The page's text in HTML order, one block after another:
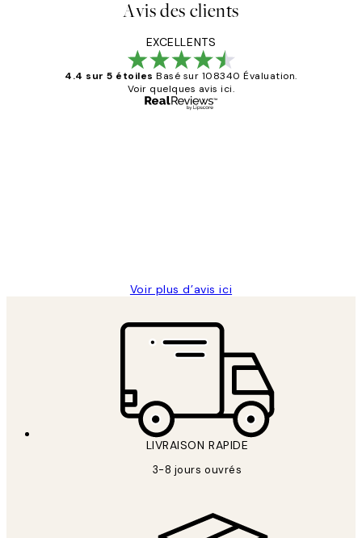
Avis des clients
EXCELLENTS
4.4 sur 5 étoiles Basé sur 108340 Évaluation.
Voir quelques avis ici.
Voir plus d’avis ici
LIVRAISON RAPIDE
3-8 jours ouvrés